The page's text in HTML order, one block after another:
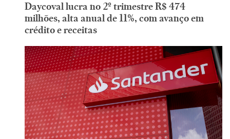
Daycoval lucra no 2º trimestre R$ 474
milhões, alta anual de 11%, com avanço em
crédito e receitas